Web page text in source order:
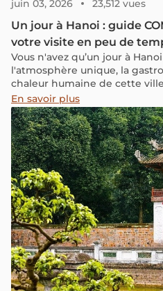
juin 03, 2026 23,512 vues
Un jour à Hanoi : guide
votre visite en peu de
Vous n'avez qu’un jour à
l'atmosphère unique, la
chaleur humaine de cette
meilleur parti de cette
des expériences
parfaitement à vos envies.
jamais auparavant ?
En savoir plus